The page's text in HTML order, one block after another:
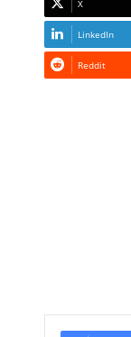
X
LinkedIn
Reddit